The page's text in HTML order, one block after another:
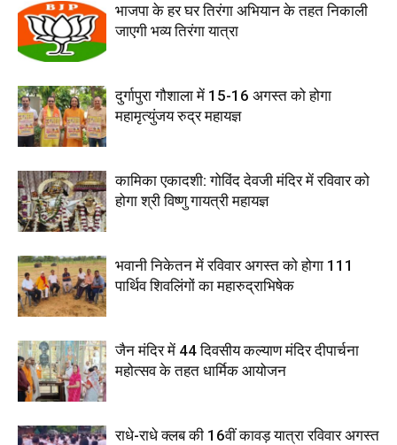
भाजपा के हर घर तिरंगा अभियान के तहत निकाली
जाएगी भव्य तिरंगा यात्रा
दुर्गापुरा गौशाला में 15-16 अगस्त को होगा
महामृत्युंजय रुद्र महायज्ञ
कामिका एकादशी: गोविंद देवजी मंदिर में रविवार को
होगा श्री विष्णु गायत्री महायज्ञ
भवानी निकेतन में रविवार अगस्त को होगा 111
पार्थिव शिवलिंगों का महारुद्राभिषेक
जैन मंदिर में 44 दिवसीय कल्याण मंदिर दीपार्चना
महोत्सव के तहत धार्मिक आयोजन
राधे-राधे क्लब की 16वीं कावड़ यात्रा रविवार अगस्त